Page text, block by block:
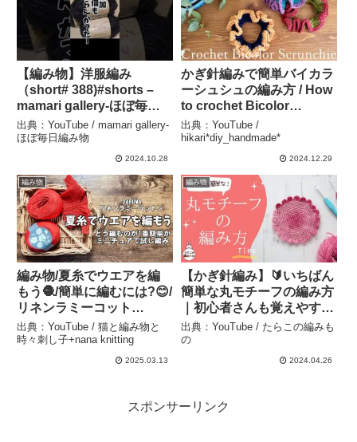
【編み物】洋服編み
（short# 388)#shorts –
mamari gallery-ほぼ毎日
編み物
出典：YouTube / mamari gallery-
ほぼ毎日編み物
2024.10.28
かぎ針編みで簡単バイカラ
ーシュシュの編み方 / How
to crochet Bicolor
Scrunchie –
hikari*diy_handmade*
出典：YouTube /
hikari*diy_handmade*
2024.12.29
編み物
編み物/夏糸でウエアを編
もう🧶/簡単に編むには?😊/
リネンラミーコット
ン/DARUMA/DAISO/トー
トバッグに刺し子他 – 猫と
編み物と時々刺し子+nana
出典：YouTube / 猫と編み物と
時々刺し子+nana knitting
2025.03.13
編み物
【かぎ針編み】🔰いちばん
簡単な丸モチーフの編み方
｜初心者さんも覚えやすい
コツ – たらこの編みもの
出典：YouTube / たらこの編みも
の
2024.04.26
スポンサーリンク